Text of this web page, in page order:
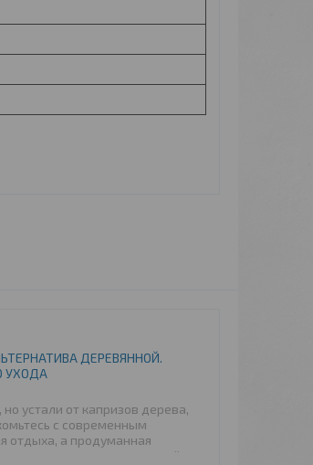
ДЕРЕВЯННОЙ.
УХОДА
устали от капризов дерева,
с современным
отдыха, а продуманная
прочность, актуальный